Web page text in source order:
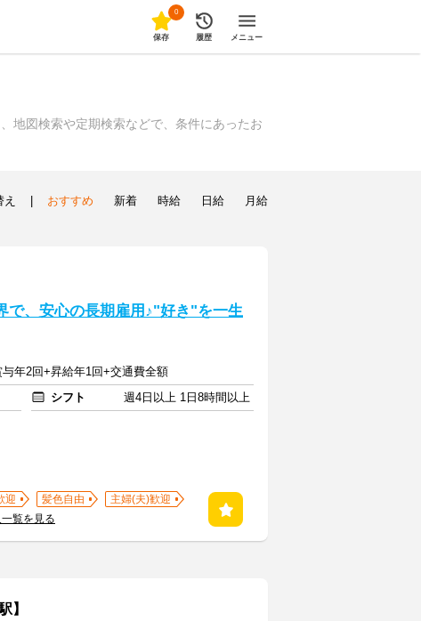
0
保存 履歴 メニュー
地図検索や定期検索などで、条件にあったお
おすすめ 新着 時給 日給 月給
で、安心の長期雇用♪"好き"を一生
年2回+昇給年1回+交通費全額
シフト
週4日以上 1日8時間以上
迎 髪色自由
主婦(夫)歓迎
覧を見る
】